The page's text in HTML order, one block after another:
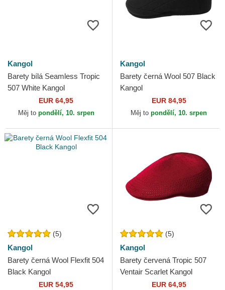
Kangol
Barety bílá Seamless Tropic
507 White Kangol
EUR 64,95
Měj to pondělí, 10. srpen
Kangol
Barety černá Wool 507 Black
Kangol
EUR 84,95
Měj to pondělí, 10. srpen
(5)
Kangol
Barety černá Wool Flexfit 504
Black Kangol
EUR 54,95
(5)
Kangol
Barety červená Tropic 507
Ventair Scarlet Kangol
EUR 64,95